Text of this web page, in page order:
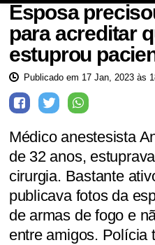
Esposa
para acreditar
estuprou
Publicado em 17 Jan, 2023 às
Médico anestesista
de 32 anos,
cirurgia. Bastante
publicava fotos da
de armas de fogo e
entre amigos. Polícia